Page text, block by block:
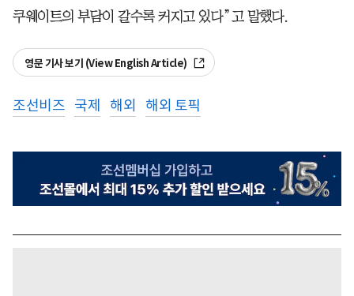
쿠웨이트의 부담이 갈수록 커지고 있다”고 말했다.
영문 기사 보기 (View English Article)
조선비즈 국제 해외 해외 토픽